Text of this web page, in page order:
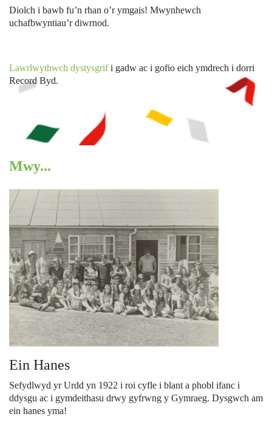
Diolch i bawb fu’n rhan o’r ymgais! Mwynhewch
uchafbwyntiau’r diwrnod.
Lawrlwythwch dystysgrifi gadw ac i gofio eich ymdrech i dorri
Record Byd.
Mwy...
Ein Hanes
Sefydlwyd yr Urdd yn 1922 i roi cyfle i blant a phobl ifanc i
ddysgu ac i gymdeithasu drwy gyfrwng y Gymraeg. Dysgwch am
ein hanes yma!